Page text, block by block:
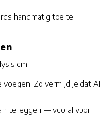
handmatig toe te
om:
Zo vermijd je dat AI
te leggen — vooral voor